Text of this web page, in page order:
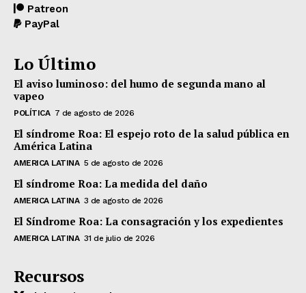
Patreon
PayPal
Lo Último
El aviso luminoso: del humo de segunda mano al
vapeo
POLÍTICA 7 de agosto de 2026
El síndrome Roa: El espejo roto de la salud pública en
América Latina
AMERICA LATINA 5 de agosto de 2026
El síndrome Roa: La medida del daño
AMERICA LATINA 3 de agosto de 2026
El Síndrome Roa: La consagración y los expedientes
AMERICA LATINA 31 de julio de 2026
Recursos